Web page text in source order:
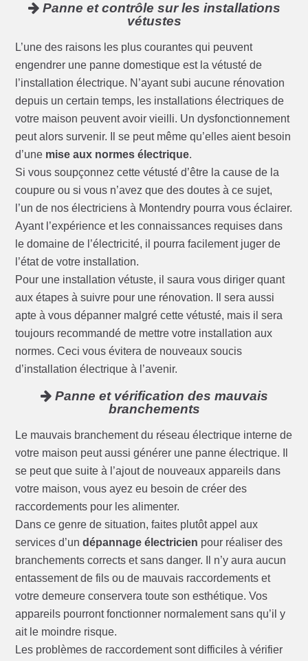
Panne et contrôle sur les installations
vétustes
L’une des raisons les plus courantes qui peuvent
engendrer une panne domestique est la vétusté de
l’installation électrique. N’ayant subi aucune rénovation
depuis un certain temps, les installations électriques de
votre maison peuvent avoir vieilli. Un dysfonctionnement
peut alors survenir. Il se peut même qu’elles aient besoin
d’une mise aux normes électrique.
Si vous soupçonnez cette vétusté d’être la cause de la
coupure ou si vous n’avez que des doutes à ce sujet,
l’un de nos électriciens à Montendry pourra vous éclairer.
Ayant l’expérience et les connaissances requises dans
le domaine de l’électricité, il pourra facilement juger de
l’état de votre installation.
Pour une installation vétuste, il saura vous diriger quant
aux étapes à suivre pour une rénovation. Il sera aussi
apte à vous dépanner malgré cette vétusté, mais il sera
toujours recommandé de mettre votre installation aux
normes. Ceci vous évitera de nouveaux soucis
d’installation électrique à l’avenir.
Panne et vérification des mauvais
branchements
Le mauvais branchement du réseau électrique interne de
votre maison peut aussi générer une panne électrique. Il
se peut que suite à l’ajout de nouveaux appareils dans
votre maison, vous ayez eu besoin de créer des
raccordements pour les alimenter.
Dans ce genre de situation, faites plutôt appel aux
services d’undépannage électricien pour réaliser des
branchements corrects et sans danger. Il n’y aura aucun
entassement de fils ou de mauvais raccordements et
votre demeure conservera toute son esthétique. Vos
appareils pourront fonctionner normalement sans qu’il y
ait le moindre risque.
Les problèmes de raccordement sont difficiles à vérifier